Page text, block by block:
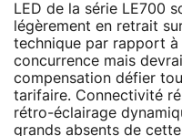
LED de la série LE700
légèrement en retrait
technique par rapport à
concurrence mais
compensation défier
tarifaire. Connectivité
rétro-éclairage
grands absents de